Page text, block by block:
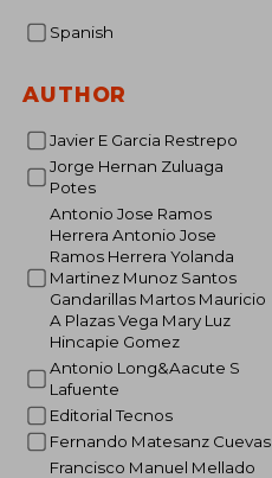
Spanish
AUTHOR
Javier E Garcia Restrepo
Jorge Hernan Zuluaga
Potes
Antonio Jose Ramos
Herrera Antonio Jose
Ramos Herrera Yolanda
Martinez Munoz Santos
Gandarillas Martos Mauricio
A Plazas Vega Mary Luz
Hincapie Gomez
Antonio Long&Aacute S
Lafuente
Editorial Tecnos
Fernando Matesanz Cuevas
Francisco Manuel Mellado